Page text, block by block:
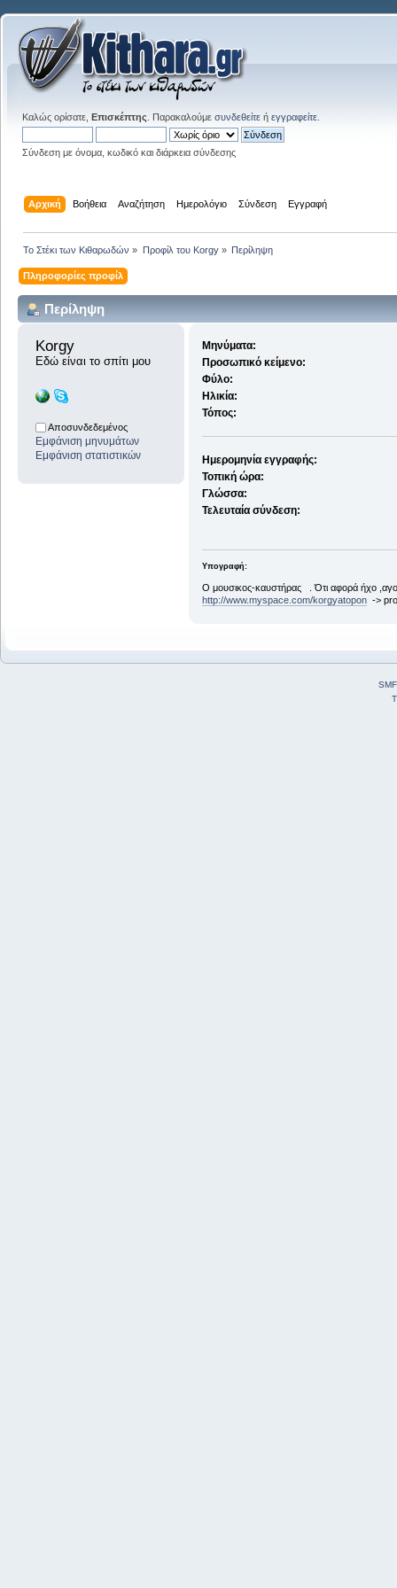
Καλώς ορίσατε, Επισκέπτης . Παρακαλούμε συνδεθείτε ή εγγραφείτε
Σύνδεση με όνομα, κωδικό και διάρκεια σύνδεσης
Αρχική Βοήθεια Αναζήτηση Ημερολόγιο Σύνδεση Εγγραφή
Το Στέκι των Κιθαρωδών » Προφίλ του Korgy» Περίληψη
Πληροφορίες προφίλ
Περίληψη
Korgy
Εδώ είναι το σπίτι μου
Αποσυνδεδεμένος
Εμφάνιση μηνυμάτων
Εμφάνιση στατιστικών
Μηνύματα:
Προσωπικό κείμενο:
Φύλο:
Ηλικία:
Τόπος:
Ημερομηνία εγγραφής:
Τοπική ώρα:
Γλώσσα:
Τελευταία σύνδεση:
Υπογραφή:
Ο μουσικος-καυστήρας . Ότι αφορά ήχο
http://www.myspace.com/korgyatopon->